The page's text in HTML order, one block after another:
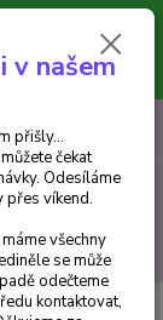
300 Kč.
můžete čekat
Objednávky
Menu
Hledat
- cena za kus v 3-
v našem
přišly...
čekat
Odesíláme
přes víkend.
všechny
se může
odečteme
kontaktovat,